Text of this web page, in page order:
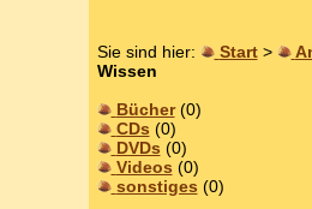
Sie sind hier: Start>
Wissen
Bücher(0)
CDs (0)
DVDs (0)
Videos (0)
sonstiges (0)